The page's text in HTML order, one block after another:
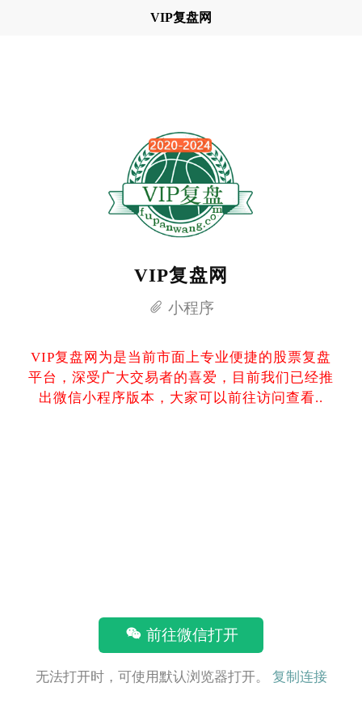
VIP复盘网
VIP复盘网
小程序
VIP复盘网为是当前市面上专业便捷的股票复盘
平台，深受广大交易者的喜爱，目前我们已经推
出微信小程序版本，大家可以前往访问查看..
前往微信打开
无法打开时，可使用默认浏览器打开。 复制连接